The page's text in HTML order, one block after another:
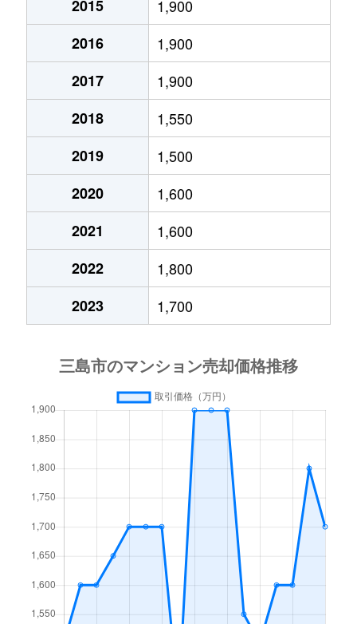
2015
1,900
2016
1,900
2017
1,900
2018
1,550
2019
1,500
2020
1,600
2021
1,600
2022
1,800
2023
1,700